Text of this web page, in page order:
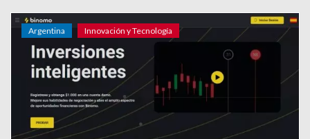
Argentina Innovación y Tecnología